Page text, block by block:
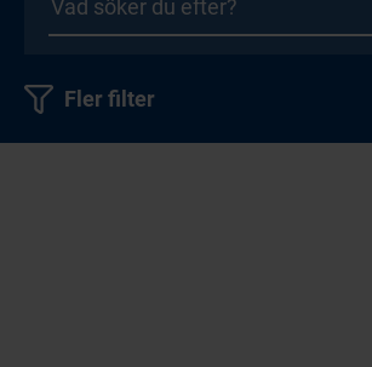
Fler filter